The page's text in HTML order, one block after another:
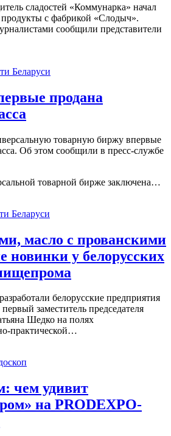
сладостей «Коммунарка» начал
с фабрикой «Слодыч».
сообщили представители
Беларуси
продана
товарную биржу впервые
Об этом сообщили в пресс-службе
товарной бирже заключена…
Беларуси
масло с прованскими
новинки у белорусских
белорусские предприятия
заместитель председателя
Шедко на полях
практической…
чем удивит
на PRODEXPO-